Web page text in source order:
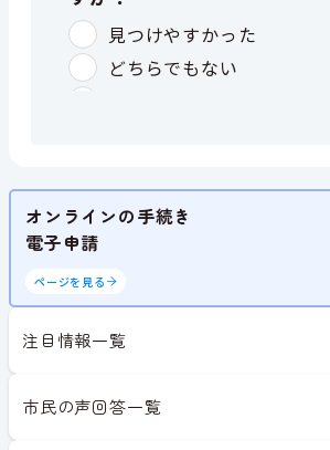
オンラインの手続き
電子申請
ページを見る
注目情報一覧
市民の声回答一覧